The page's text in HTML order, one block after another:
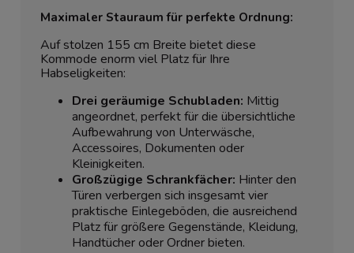
Maximaler Stauraum für perfekte Ordnung:
Auf stolzen 155 cm Breite bietet diese
Kommode enorm viel Platz für Ihre
Habseligkeiten:
Drei geräumige Schubladen: Mittig
angeordnet, perfekt für die übersichtliche
Aufbewahrung von Unterwäsche,
Accessoires, Dokumenten oder
Kleinigkeiten.
Großzügige Schrankfächer: Hinter den
Türen verbergen sich insgesamt vier
praktische Einlegeböden, die ausreichend
Platz für größere Gegenstände, Kleidung,
Handtücher oder Ordner bieten.